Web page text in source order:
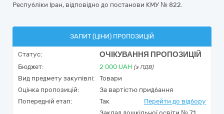
Республіки Іран, відповідно до постанови КМУ № 822.
ЗАПИТ (ЦІНИ) ПРОПОЗИЦІЙ
Статус: ОЧІКУВАННЯ ПРОПОЗИЦІЙ
Бюджет: 2 000 UAH (з ПДВ)
Вид предмету закупівлі:
Товари
Оцінка пропозицій:
За вартістю придбання
Попередній етап:
Так Перейти до відбору